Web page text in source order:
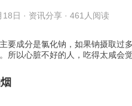
日 · 资讯分享 · 461人阅读
要成分是氯化钠，如果钠摄取过
所以心脏不好的人，吃得太咸会